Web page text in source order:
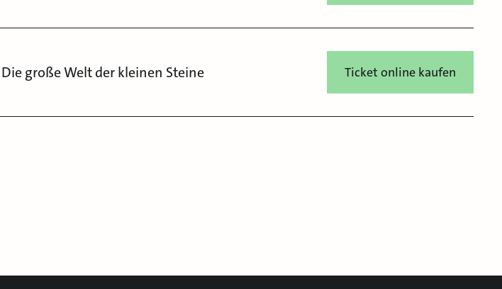
Die große Welt der kleinen Steine Ticket online kaufen